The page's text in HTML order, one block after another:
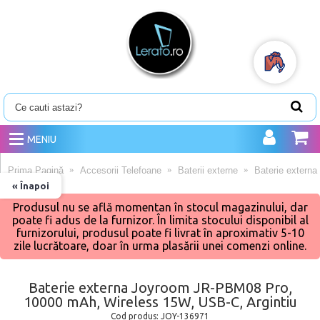
MENIU
« Înapoi
Prima Pagină Accesorii Telefoane Baterii externe Baterie
Produsul nu se află momentan în stocul magazinului, dar
poate fi adus de la furnizor. În limita stocului disponibil al
furnizorului, produsul poate fi livrat în aproximativ 5-10
zile lucrătoare, doar în urma plasării unei comenzi online.
Baterie externa Joyroom JR-PBM08 Pro,
10000 mAh, Wireless 15W, USB-C, Argintiu
Cod produs: JOY-136971